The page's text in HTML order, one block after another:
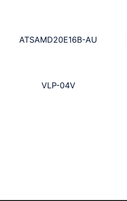
ATSAMD20E16B-AU
VLP-04V